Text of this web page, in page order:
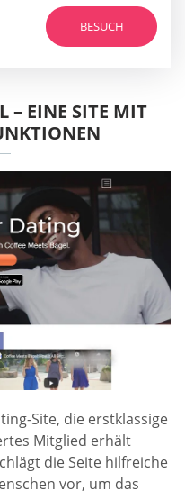
BESUCH
– EINE SITE MIT
Site, die erstklassige
Mitglied erhält
die Seite hilfreiche
vor, um das